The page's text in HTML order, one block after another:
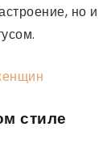
но и
стиле